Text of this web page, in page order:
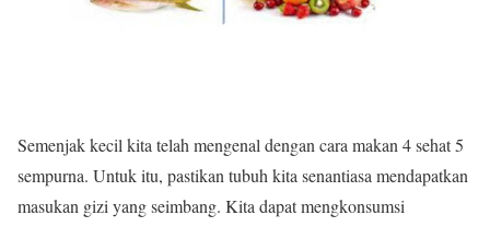
Semenjak kecil kita telah mengenal dengan cara makan 4 sehat 5
sempurna. Untuk itu, pastikan tubuh kita senantiasa mendapatkan
masukan gizi yang seimbang. Kita dapat mengkonsumsi